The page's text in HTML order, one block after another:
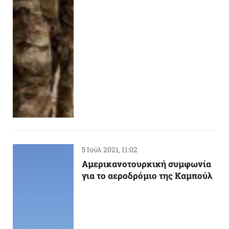
5 Ιούλ 2021, 11:02
Αμερικανοτουρκική συμφωνία
για το αεροδρόμιο της Καμπούλ